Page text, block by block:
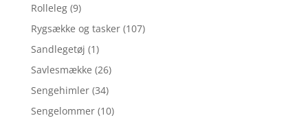
Rolleleg (9)
Rygsække og tasker (107)
Sandlegetøj (1)
Savlesmække (26)
Sengehimler (34)
Sengelommer (10)